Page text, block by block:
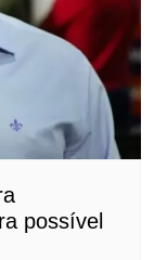
possível